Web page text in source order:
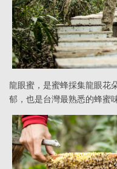
龍眼蜜，是蜜蜂採集龍眼花
郁，也是台灣最熟悉的蜂蜜味